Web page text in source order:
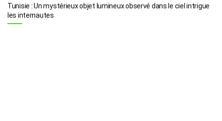
Tunisie : Un mystérieux objet lumineux observé dans le ciel intrigue
les internautes